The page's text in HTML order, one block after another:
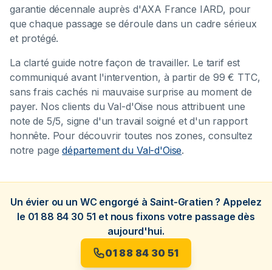
garantie décennale auprès d'AXA France IARD, pour
que chaque passage se déroule dans un cadre sérieux
et protégé.
La clarté guide notre façon de travailler. Le tarif est
communiqué avant l'intervention, à partir de 99 € TTC,
sans frais cachés ni mauvaise surprise au moment de
payer. Nos clients du Val-d'Oise nous attribuent une
note de 5/5, signe d'un travail soigné et d'un rapport
honnête. Pour découvrir toutes nos zones, consultez
notre pagedépartement du Val-d'Oise.
Un évier ou un WC engorgé à Saint-Gratien ? Appelez
le 01 88 84 30 51 et nous fixons votre passage dès
aujourd'hui.
01 88 84 30 51